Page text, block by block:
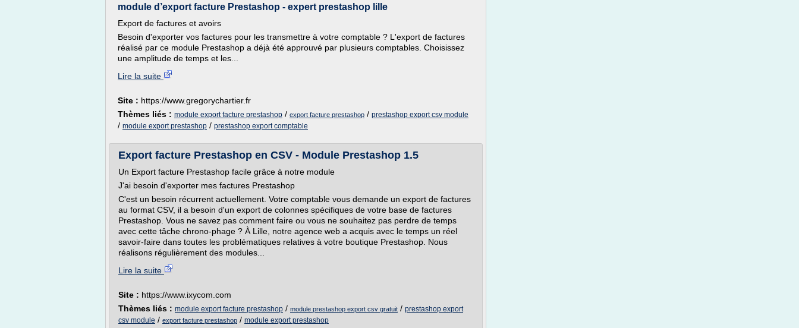
module d’export facture Prestashop - expert prestashop lille
Export de factures et avoirs
Besoin d'exporter vos factures pour les transmettre à votre comptable ? L'export de factures
réalisé par ce module Prestashop a déjà été approuvé par plusieurs comptables. Choisissez
une amplitude de temps et les...
Lire la suite
Site : https://www.gregorychartier.fr
Thèmes liés : module export facture prestashop / export facture prestashop / prestashop export csv module
/ module export prestashop / prestashop export comptable
Export facture Prestashop en CSV - Module Prestashop 1.5
Un Export facture Prestashop facile grâce à notre module
J'ai besoin d'exporter mes factures Prestashop
C'est un besoin récurrent actuellement. Votre comptable vous demande un export de factures
au format CSV, il a besoin d'un export de colonnes spécifiques de votre base de factures
Prestashop. Vous ne savez pas comment faire ou vous ne souhaitez pas perdre de temps
avec cette tâche chrono-phage ? À Lille, notre agence web a acquis avec le temps un réel
savoir-faire dans toutes les problématiques relatives à votre boutique Prestashop. Nous
réalisons régulièrement des modules...
Lire la suite
Site : https://www.ixycom.com
Thèmes liés : module export facture prestashop / module prestashop export csv gratuit / prestashop export
csv module / export facture prestashop / module export prestashop